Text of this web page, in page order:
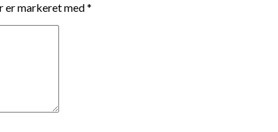
er markeret med*